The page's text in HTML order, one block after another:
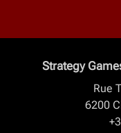
Strategy
Rue
6200